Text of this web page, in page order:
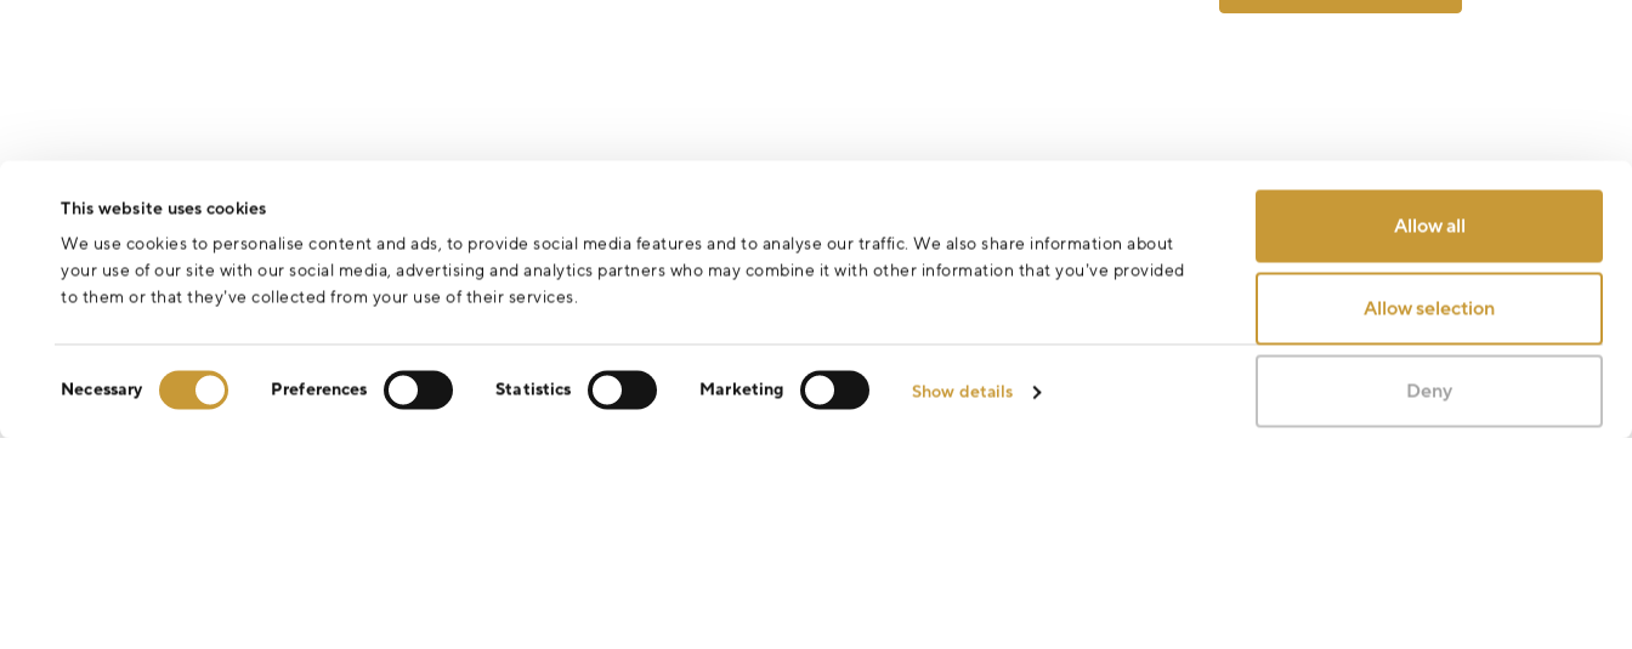
This website uses cookies
We use cookies to personalise content and ads, to provide social media features and to analyse our traffic. We also share information about
your use of our site with our social media, advertising and analytics partners who may combine it with other information that you’ve provided
to them or that they’ve collected from your use of their services.
Necessary Preferences Statistics Marketing Show details
Allow all
Allow selection
Deny